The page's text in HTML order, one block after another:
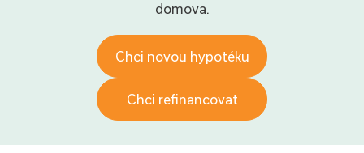
domova.
Chci novou hypotéku
Chci refinancovat